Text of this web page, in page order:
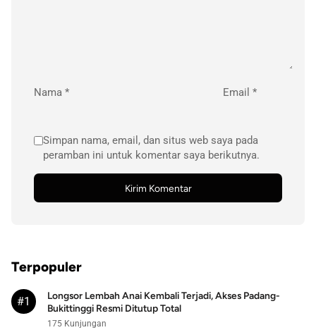
Nama * Email *
Simpan nama, email, dan situs web saya pada
peramban ini untuk komentar saya berikutnya.
Terpopuler
#1
Longsor Lembah Anai Kembali Terjadi, Akses Padang-
Bukittinggi Resmi Ditutup Total
175 Kunjungan